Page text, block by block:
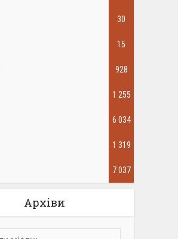
30
15
928
1 255
6 034
1 319
7 037
Архіви